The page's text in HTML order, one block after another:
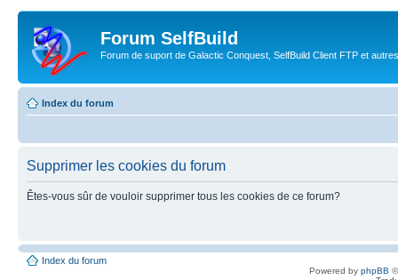
Forum SelfBuild
Forum de suport de Galactic Conquest, SelfBuild Client FTP et
Index du forum
Supprimer les cookies du forum
Êtes-vous sûr de vouloir supprimer tous les cookies de ce forum?
Index du forum
Powered by phpBB